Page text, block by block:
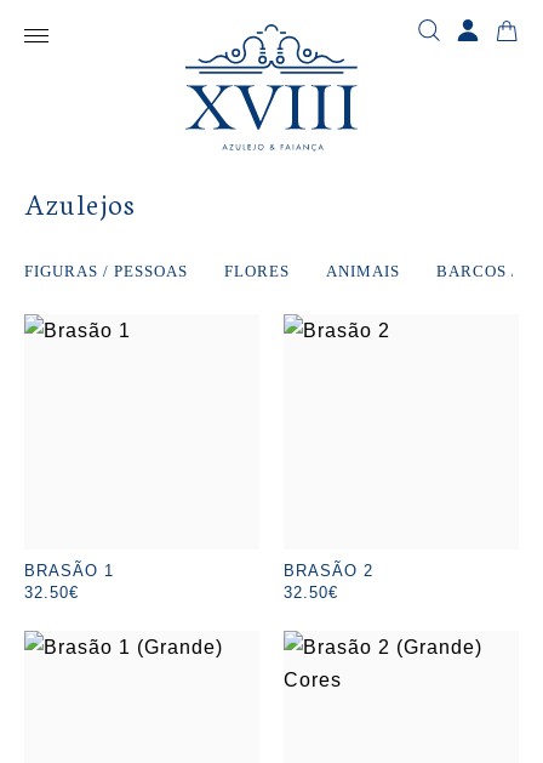
Azulejos
FIGURAS / PESSOAS FLORES ANIMAIS BARCOS /
BRASÃO 1
32.50€
BRASÃO 2
32.50€